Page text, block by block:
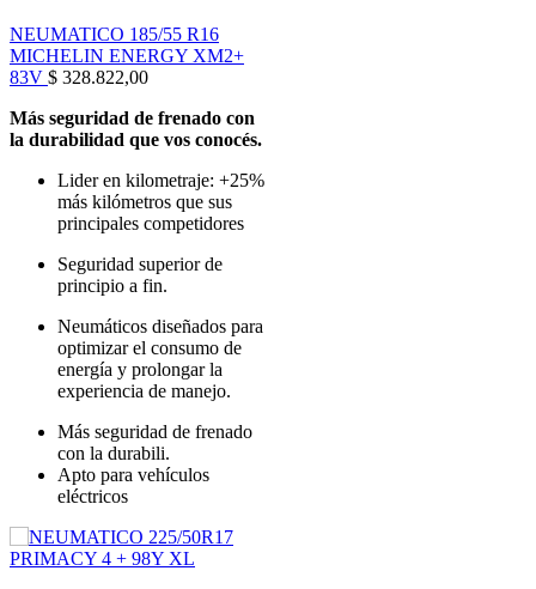
NEUMATICO 185/55 R16
MICHELIN ENERGY XM2+
83V $ 328.822,00
Más seguridad de frenado con
la durabilidad que vos conocés.
Lider en kilometraje: +25%
más kilómetros que sus
principales competidores
Seguridad superior de
principio a fin.
Neumáticos diseñados para
optimizar el consumo de
energía y prolongar la
experiencia de manejo.
Más seguridad de frenado
con la durabili.
Apto para vehículos
eléctricos